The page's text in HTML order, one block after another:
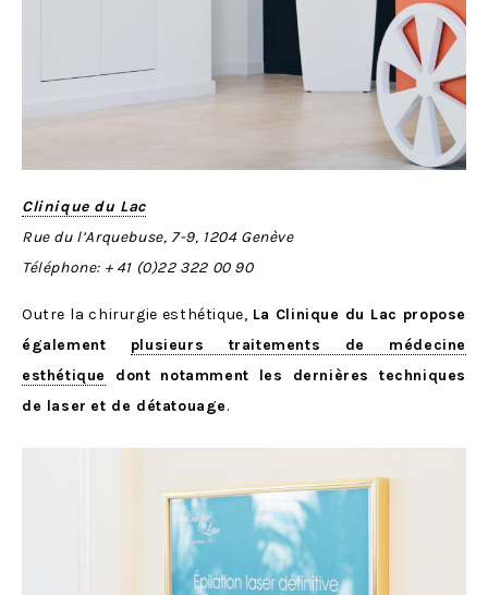
Clinique du Lac
Rue du l’Arquebuse, 7-9, 1204 Genève
Téléphone: + 41 (0)22 322 00 90
Outre la chirurgie esthétique, La Clinique du Lac propose
également plusieurs traitements de médecine
esthétique
dont notamment les dernières techniques
de laser et de détatouage.